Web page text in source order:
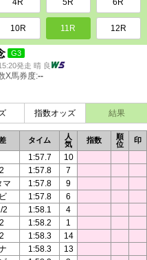
4R 5R 6R
10R 11R 12R
G3
発走 晴 良
X馬券度:--
指数オッズ 結果
タイム
人
気
指数
順
位
印
1:57.7
10
1:57.8
7
マ 1:57.8
9
1:57.8
6
2 1:58.1
4
1:58.2
1
1:58.3
14
1:58.3
13